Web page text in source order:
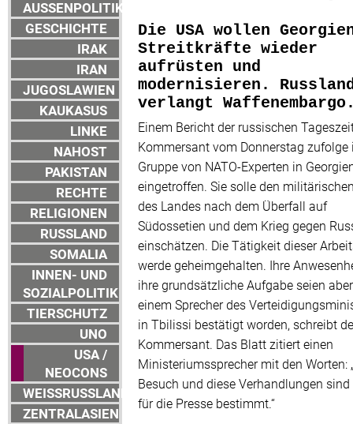
AUSSENPOLITIK
GESCHICHTE
IRAK
IRAN
JUGOSLAWIEN
KAUKASUS
LINKE
NAHOST
PAKISTAN
RECHTE
RELIGIONEN
RUSSLAND
SOMALIA
INNEN- UND
SOZIALPOLITIK
TIERSCHUTZ
UNO
USA /
NEOCONS
WEISSRUSSLAND
ZENTRALASIEN
Die USA wollen
Streitkräfte wieder
aufrüsten und
modernisieren.
verlangt
Einem Bericht der russischen
Kommersant vom Donnerstag zufolge
Gruppe von NATO-Experten in
eingetroffen. Sie solle den
des Landes nach dem Überfall auf
Südossetien und dem Krieg gegen
einschätzen. Die Tätigkeit dieser
werde geheimgehalten. Ihre
ihre grundsätzliche Aufgabe seien
einem Sprecher des
in Tbilissi bestätigt worden, schreibt
Kommersant. Das Blatt zitiert einen
Ministeriumssprecher mit den Worten:
Besuch und diese Verhandlungen
für die Presse bestimmt.“